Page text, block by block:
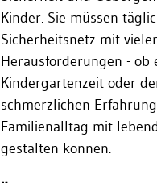
Kinder. Sie müssen
Sicherheitsnetz mit
Herausforderungen - ob
Kindergartenzeit oder
schmerzlichen
Familienalltag mit
gestalten können.